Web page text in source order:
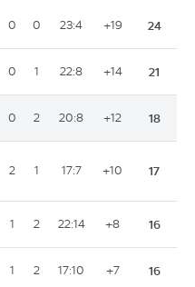
0 0 23:4 +19 24
0 1 22:8 +14 21
0 2 20:8 +12 18
2 1 17:7 +10 17
1 2 22:14 +8 16
1 2 17:10 +7 16